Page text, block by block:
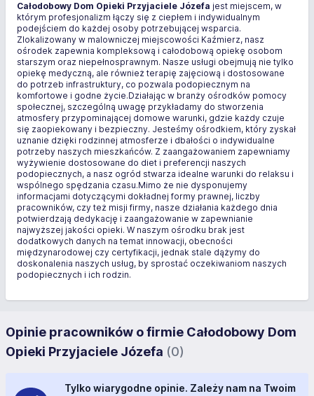
Całodobowy Dom Opieki Przyjaciele Józefa jest miejscem, w
którym profesjonalizm łączy się z ciepłem i indywidualnym
podejściem do każdej osoby potrzebującej wsparcia.
Zlokalizowany w malowniczej miejscowości Kaźmierz, nasz
ośrodek zapewnia kompleksową i całodobową opiekę osobom
starszym oraz niepełnosprawnym. Nasze usługi obejmują nie tylko
opiekę medyczną, ale również terapię zajęciową i dostosowane
do potrzeb infrastruktury, co pozwala podopiecznym na
komfortowe i godne życie.Działając w branży ośrodków pomocy
społecznej, szczególną uwagę przykładamy do stworzenia
atmosfery przypominającej domowe warunki, gdzie każdy czuje
się zaopiekowany i bezpieczny. Jesteśmy ośrodkiem, który zyskał
uznanie dzięki rodzinnej atmosferze i dbałości o indywidualne
potrzeby naszych mieszkańców. Z zaangażowaniem zapewniamy
wyżywienie dostosowane do diet i preferencji naszych
podopiecznych, a nasz ogród stwarza idealne warunki do relaksu i
wspólnego spędzania czasu.Mimo że nie dysponujemy
informacjami dotyczącymi dokładnej formy prawnej, liczby
pracowników, czy też misji firmy, nasze działania każdego dnia
potwierdzają dedykację i zaangażowanie w zapewnianie
najwyższej jakości opieki. W naszym ośrodku brak jest
dodatkowych danych na temat innowacji, obecności
międzynarodowej czy certyfikacji, jednak stale dążymy do
doskonalenia naszych usług, by sprostać oczekiwaniom naszych
podopiecznych i ich rodzin.
Opinie pracowników o firmie Całodobowy Dom
Opieki Przyjaciele Józefa (0)
Tylko wiarygodne opinie. Zależy nam na Twoim